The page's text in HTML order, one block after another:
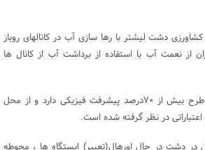
دشت لیشتر با رها سازی آب در کانالهای روباز
و کشاورزان از نعمت آب با استفاده از برداشت آب از کانال ها
افضلی گفت: هم اکنون این طرح بیش از ۷۰درصد پیشرفت فیزیکی دارد و از محل
در نظر گرفته شده است.